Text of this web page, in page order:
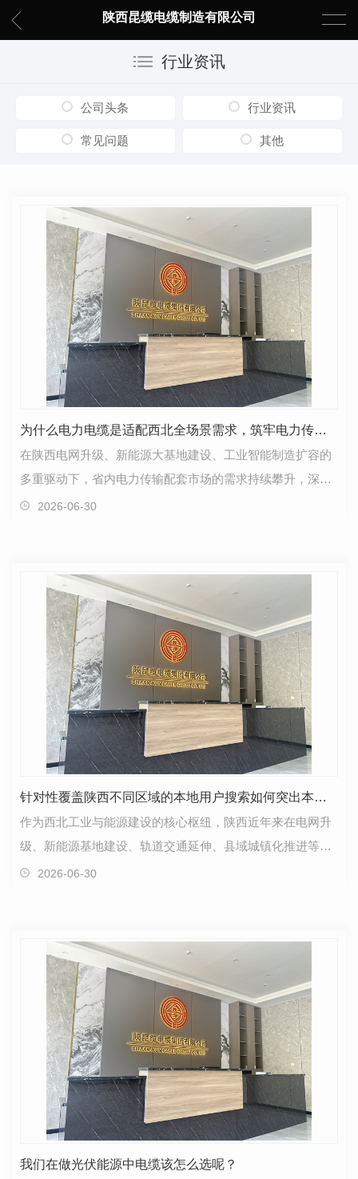
陕西昆缆电缆制造有限公司
行业资讯
公司头条 行业资讯
常见问题 其他
为什么电力电缆是适配西北全场景需求，筑牢电力传输安全防线呢
在陕西电网升级、新能源大基地建设、工业智能制造扩容的
多重驱动下，省内电力传输配套市场的需求持续攀升，深耕
本地的陕西电力电缆厂家凭借对西北地域工况的深度理…
2026-06-30
针对性覆盖陕西不同区域的本地用户搜索如何突出本地化服务优势
作为西北工业与能源建设的核心枢纽，陕西近年来在电网升
级、新能源基地建设、轨道交通延伸、县域城镇化推进等领
域持续加码，庞大的市场需求也催生了一批深耕本土、…
2026-06-30
我们在做光伏能源中电缆该怎么选呢？